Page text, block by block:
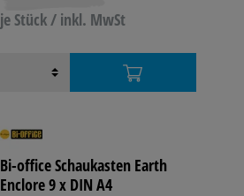
je Stück / inkl. MwSt
Bi-office Schaukasten Earth
Enclore 9 x DIN A4